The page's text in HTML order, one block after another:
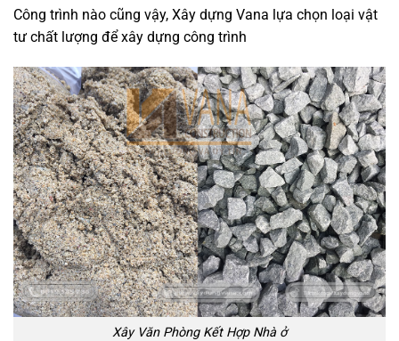
Công trình nào cũng vậy, Xây dựng Vana lựa chọn loại vật
tư chất lượng để xây dựng công trình
Xây Văn Phòng Kết Hợp Nhà ở